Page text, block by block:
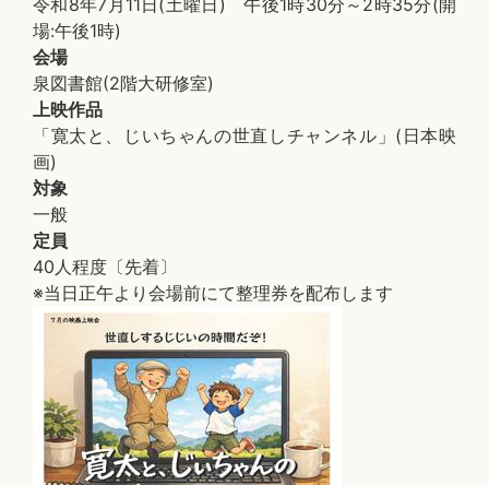
令和8年7月11日(土曜日) 午後1時30分～2時35分(開
場:午後1時)
会場
泉図書館(2階大研修室)
上映作品
「寛太と、じいちゃんの世直しチャンネル」(日本映
画)
対象
一般
定員
40人程度〔先着〕
※当日正午より会場前にて整理券を配布します